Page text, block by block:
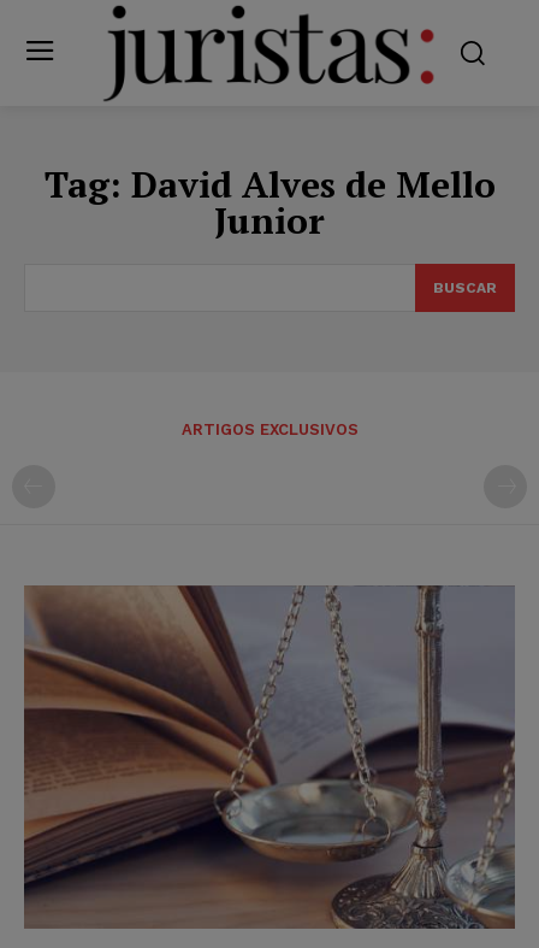
Tag: David Alves de Mello
Junior
BUSCAR
ARTIGOS EXCLUSIVOS